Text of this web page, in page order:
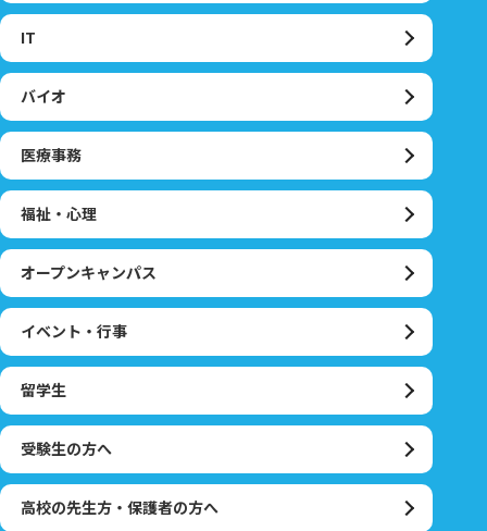
IT
バイオ
医療事務
福祉・心理
オープンキャンパス
イベント・行事
留学生
受験生の方へ
高校の先生方・保護者の方へ